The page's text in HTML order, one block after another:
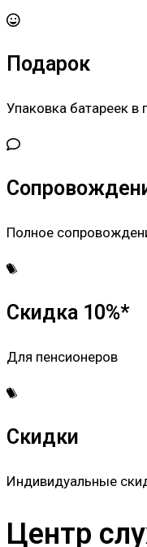
Подарок
Упаковка батареек в
Полное
Скидка 10%*
Для пенсионеров
Скидки
Индивидуальные
Центр